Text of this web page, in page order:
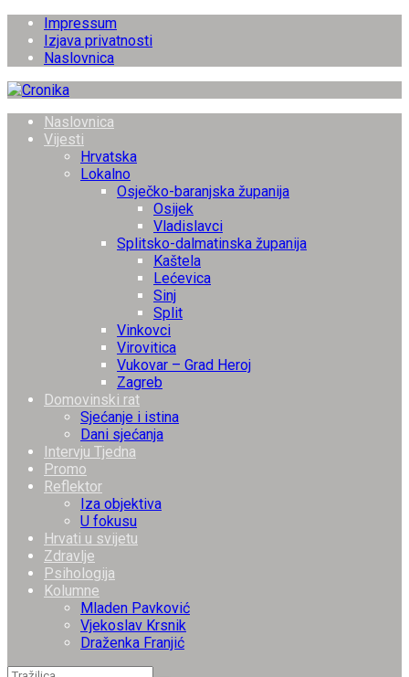
Impressum
Izjava privatnosti
Naslovnica
Naslovnica
Vijesti
Hrvatska
Lokalno
Osječko-baranjska županija
Osijek
Vladislavci
Splitsko-dalmatinska županija
Kaštela
Lećevica
Sinj
Split
Vinkovci
Virovitica
Vukovar – Grad Heroj
Zagreb
Domovinski rat
Sjećanje i istina
Dani sjećanja
Intervju Tjedna
Promo
Reflektor
Iza objektiva
U fokusu
Hrvati u svijetu
Zdravlje
Psihologija
Kolumne
Mladen Pavković
Vjekoslav Krsnik
Draženka Franjić